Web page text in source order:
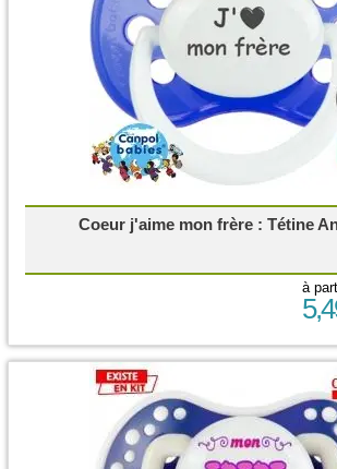
Coeur j'aime mon frère : Tétine
à